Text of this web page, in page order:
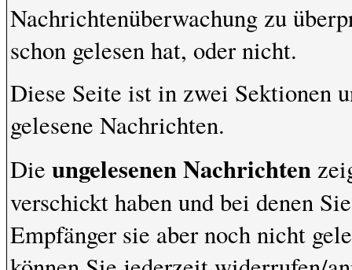
Nachrichtenüberwachung zu
schon gelesen hat, oder nicht.
Diese Seite ist in zwei Sektionen
gelesene Nachrichten.
Die ungelesenen Nachrichten
verschickt haben und bei denen
Empfänger sie aber noch nicht